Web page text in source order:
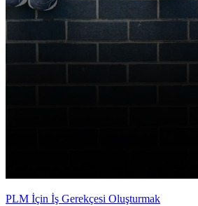
PLM İçin İş Gerekçesi Oluşturmak